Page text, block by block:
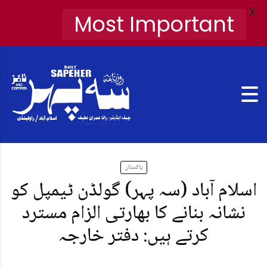
پاکستان
اسلام آباد (سہ پہر) گولڈن ٹیمپل کو
نشانہ بنانے کا بھارتی الزام مسترد
کرتے ہیں: دفتر خارجہ
Most Important X